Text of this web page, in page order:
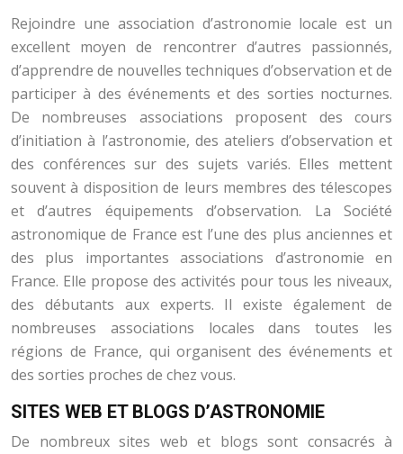
Rejoindre une association d’astronomie locale est un
excellent moyen de rencontrer d’autres passionnés,
d’apprendre de nouvelles techniques d’observation et de
participer à des événements et des sorties nocturnes.
De nombreuses associations proposent des cours
d’initiation à l’astronomie, des ateliers d’observation et
des conférences sur des sujets variés. Elles mettent
souvent à disposition de leurs membres des télescopes
et d’autres équipements d’observation. La Société
astronomique de France est l’une des plus anciennes et
des plus importantes associations d’astronomie en
France. Elle propose des activités pour tous les niveaux,
des débutants aux experts. Il existe également de
nombreuses associations locales dans toutes les
régions de France, qui organisent des événements et
des sorties proches de chez vous.
SITES WEB ET BLOGS D’ASTRONOMIE
De nombreux sites web et blogs sont consacrés à